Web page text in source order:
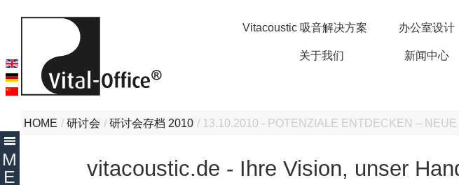
Vitacoustic 吸音解决方案 办公室设计
关于我们 新闻中心
HOME / 研讨会 / 研讨会存档 2010 / 13.10.2010 - POTENZIALE ENTDECKEN – NEUE
vitacoustic.de - Ihre Vision, unser